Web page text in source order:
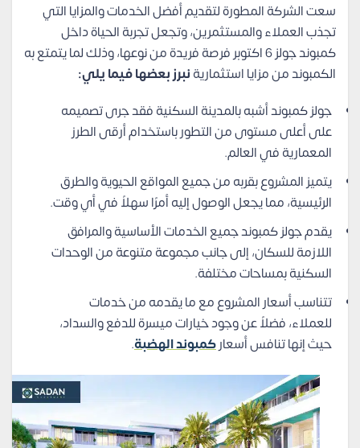
سعت الشركة المطورة لتقديم أفضل الخدمات والمزايا التي
تجذب العملاء والمستثمرين، وتجعل تجربة الحياة داخل
كمبوند جولز 6 اكتوبر فرصة فريدة من نوعها، وذلك لما يتمتع به
الكمبوند من مزايا استثماريةنبرز بعضها فيما يلي:
جولز كمبوند أشبه بالمدينة السكنية فقد جرى تصميمه
على أعلى مستوى من التطور باستخدام أرقى الطرز
المعمارية في العالم.
يتميز المشروع بقربه من جميع المواقع الحيوية والطرق
الرئيسية، مما يجعل الوصول إليه أمرًا سهلاً في أي وقت.
يقدم جولز كمبوند جميع الخدمات الأساسية والمرافق
اللازمة للسكان، إلى جانب مجموعة متنوعة من الوحدات
السكنية بمساحات مختلفة.
تتناسب أسعار المشروع مع ما يقدمه من خدمات
للعملاء، فضلاً عن وجود خيارات ميسرة للدفع والسداد،
حيث إنها تنافس أسعاركمبوند الهضبة.